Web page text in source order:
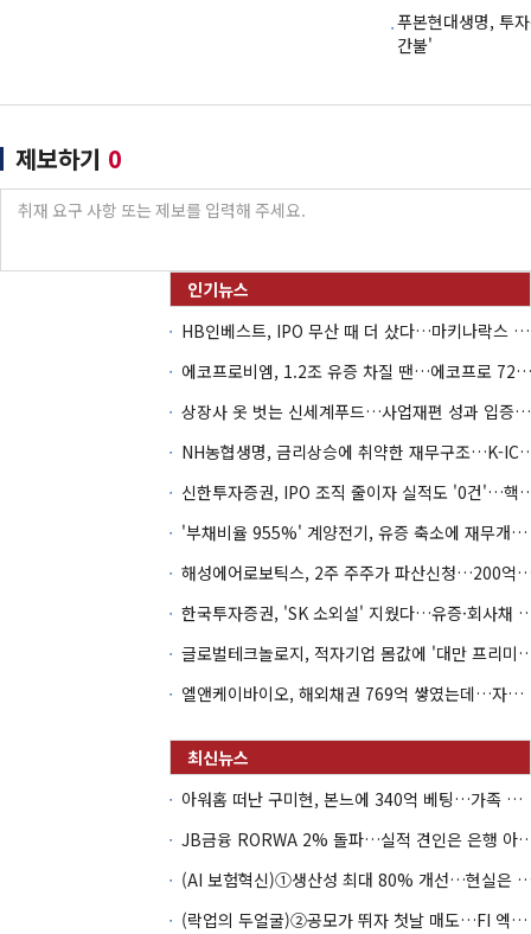
푸본현대생명, 투
간불'
제보하기 0
HB인베스트, IPO 무산 때 더 샀다…마키나락스 투자 2.7배 회수
에코프로비엠, 1.2조 유증 차질 땐…에코프로 7270억 '독박'
상장사 옷 벗는 신세계푸드…사업재편 성과 입증할까
NH농협생명, 금리상승에 취
신한투자증권, IPO 조직 줄
'부채비율 955%' 계양전기, 유증 축소에 재무개선 효과 '뚝'
해성에어로보틱스, 2주 주주가 파산
한국투자증권, 'SK 소외설' 지웠
글로벌테크놀로지, 적자기업 몸값
엘앤케이바이오, 해외채권 769억 쌓였는데…자회사 4곳 자본잠식
아워홈 떠난 구미현, 본느에 340억 베팅…가족 지배체제 구축
JB금융 RORWA 2% 돌파…실
(AI 보험혁신)①생산성 최대 80%
(락업의 두얼굴)②공모가 뛰자 첫날 매도…FI 엑시트 전략 갈렸다